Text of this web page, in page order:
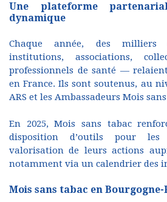
Une plateforme
dynamique
Chaque année, des
institutions, associations,
professionnels de santé —
en France. Ils sont soutenus, au
ARS et les Ambassadeurs Mois
En 2025, Mois sans tabac
disposition d’outils pour
valorisation de leurs actions
notamment via un calendrier des
Mois sans tabac en